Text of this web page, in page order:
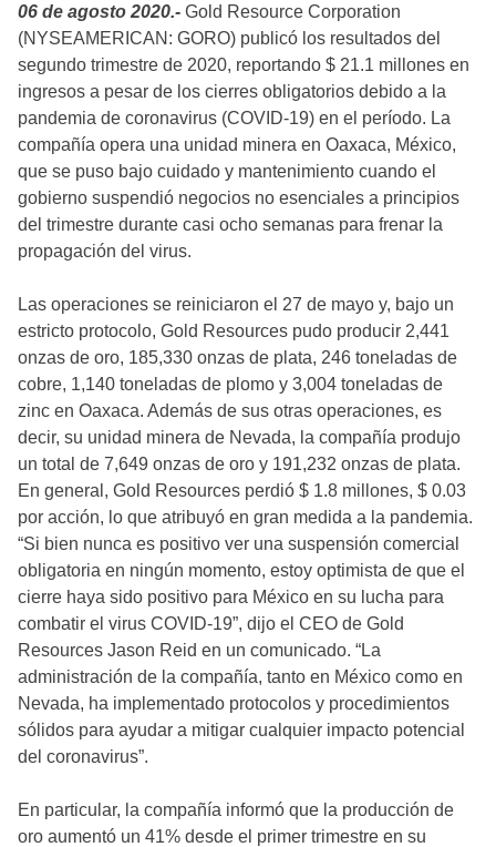
06 de agosto 2020.- Gold Resource Corporation
(NYSEAMERICAN: GORO) publicó los resultados del
segundo trimestre de 2020, reportando $ 21.1 millones en
ingresos a pesar de los cierres obligatorios debido a la
pandemia de coronavirus (COVID-19) en el período. La
compañía opera una unidad minera en Oaxaca, México,
que se puso bajo cuidado y mantenimiento cuando el
gobierno suspendió negocios no esenciales a principios
del trimestre durante casi ocho semanas para frenar la
propagación del virus.
Las operaciones se reiniciaron el 27 de mayo y, bajo un
estricto protocolo, Gold Resources pudo producir 2,441
onzas de oro, 185,330 onzas de plata, 246 toneladas de
cobre, 1,140 toneladas de plomo y 3,004 toneladas de
zinc en Oaxaca. Además de sus otras operaciones, es
decir, su unidad minera de Nevada, la compañía produjo
un total de 7,649 onzas de oro y 191,232 onzas de plata.
En general, Gold Resources perdió $ 1.8 millones, $ 0.03
por acción, lo que atribuyó en gran medida a la pandemia.
“Si bien nunca es positivo ver una suspensión comercial
obligatoria en ningún momento, estoy optimista de que el
cierre haya sido positivo para México en su lucha para
combatir el virus COVID-19”, dijo el CEO de Gold
Resources Jason Reid en un comunicado. “La
administración de la compañía, tanto en México como en
Nevada, ha implementado protocolos y procedimientos
sólidos para ayudar a mitigar cualquier impacto potencial
del coronavirus”.
En particular, la compañía informó que la producción de
oro aumentó un 41% desde el primer trimestre en su